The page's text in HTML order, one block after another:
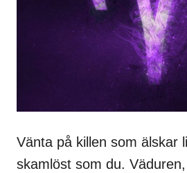
Vänta på killen som älskar
skamlöst som du.